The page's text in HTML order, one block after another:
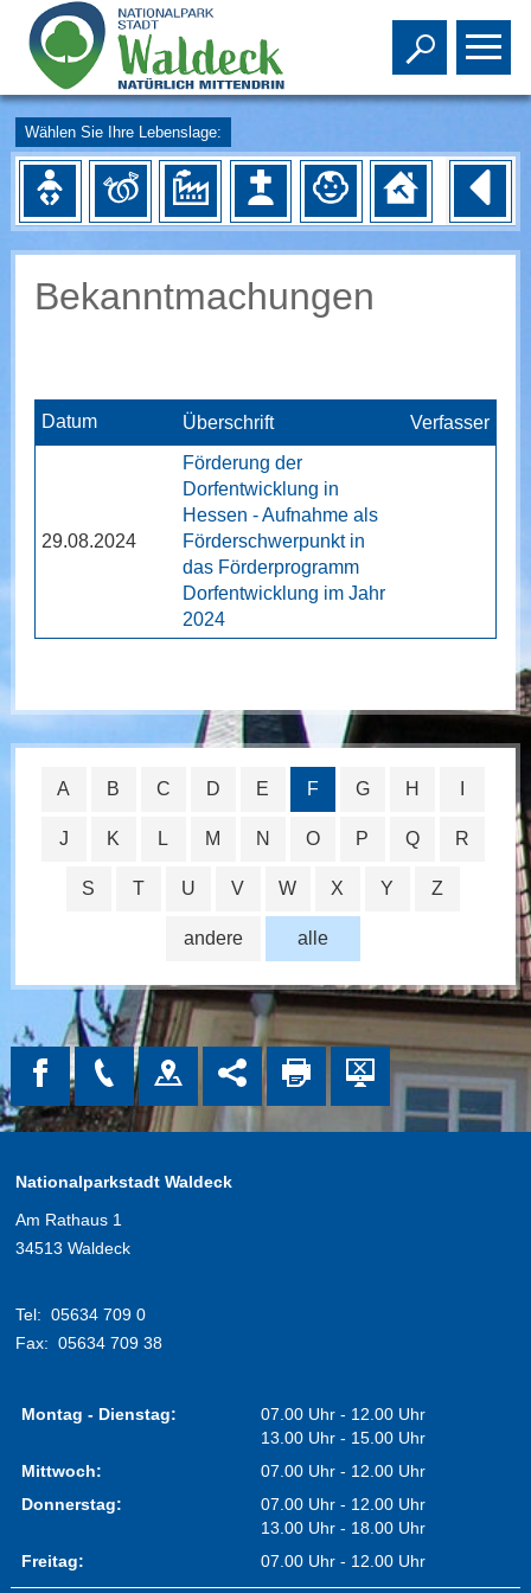
Toggle
Wählen Sie Ihre Lebenslage:
Bekanntmachungen
Datum Überschrift Verfasser
29.08.2024
Förderung der
Dorfentwicklung in
Hessen - Aufnahme als
Förderschwerpunkt in
das Förderprogramm
Dorfentwicklung im Jahr
2024
alle
A B C D E F G H
J K L M N O P Q R
S T U V W X Y Z
andere
Nationalparkstadt Waldeck
Am Rathaus 1
34513 Waldeck
Tel: 05634 709 0
Fax: 05634 709 38
Montag - Dienstag:
07.00 Uhr - 12.00 Uhr
13.00 Uhr - 15.00 Uhr
Mittwoch:
07.00 Uhr - 12.00 Uhr
Donnerstag:
07.00 Uhr - 12.00 Uhr
13.00 Uhr - 18.00 Uhr
Freitag:
07.00 Uhr - 12.00 Uhr